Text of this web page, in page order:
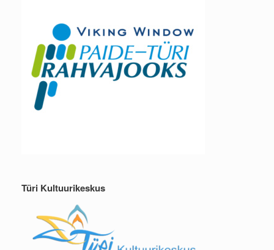
Türi Kultuurikeskus